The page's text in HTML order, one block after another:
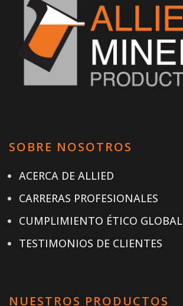
SOBRE NOSOTROS
ACERCA DE ALLIED
CARRERAS PROFESIONALES
CUMPLIMIENTO ÉTICO GLOBAL
TESTIMONIOS DE CLIENTES
NUESTROS PRODUCTOS